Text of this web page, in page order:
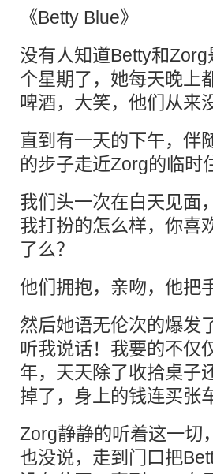
《Betty Blue》
没有人知道Betty和
个星期了，她每天晚上
啤酒，大笑，他们从来
直到有一天的下午，伴
的步子走近Zorg的临时
我们头一次在白天见面
我打扮的怎么样，你喜
了么？
他们拥抱，亲吻，他把
然后她语无伦次的爆发
听我说话！我要的不仅
年，天天除了收拾桌子
掉了，身上的钱连买张
Zorg静静的听着这一切
也没说，走到门口把